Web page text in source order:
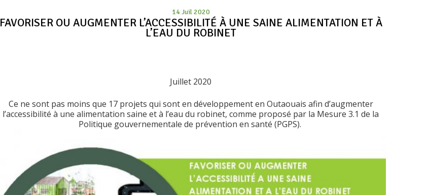
14 Juil 2020
FAVORISER OU AUGMENTER L’ACCESSIBILITÉ À UNE SAINE ALIMENTATION ET À
L’EAU DU ROBINET
Juillet 2020
Ce ne sont pas moins que 17 projets qui sont en développement en Outaouais afin d’augmenter
l’accessibilité à une alimentation saine et à l’eau du robinet, comme proposé par la Mesure 3.1 de la
Politique gouvernementale de prévention en santé (PGPS).